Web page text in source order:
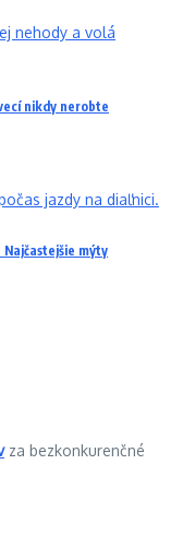
nikdy nerobte
mýty
za bezkonkurenčné